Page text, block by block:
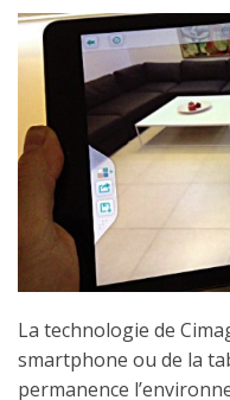
La technologie de
smartphone ou de la
permanence